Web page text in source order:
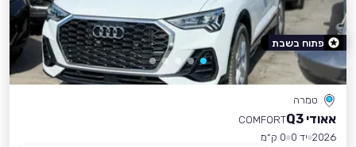
טמרה
אאודי Q3
COMFORT
2026 יד 0
0 ק״מ
פתוח בשבת